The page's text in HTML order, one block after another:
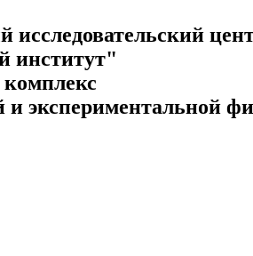
институт"
и экспериментальной